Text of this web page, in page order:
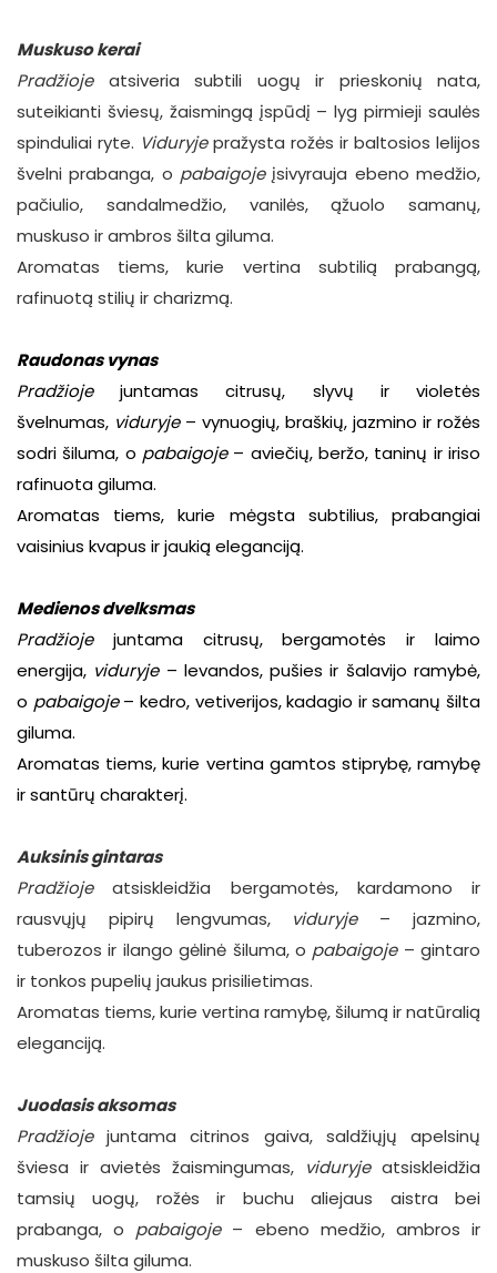
Muskuso kerai
Pradžiojeatsiveria subtili uogų ir prieskonių nata,
suteikianti šviesų, žaismingą įspūdį – lyg pirmieji saulės
spinduliai ryte. Viduryjepražysta rožės ir baltosios lelijos
švelni prabanga, o pabaigojeįsivyrauja ebeno medžio,
pačiulio, sandalmedžio, vanilės, ąžuolo samanų,
muskuso ir ambros šilta giluma.
Aromatas tiems, kurie vertina subtilią prabangą,
rafinuotą stilių ir charizmą.
Raudonas vynas
Pradžiojejuntamas citrusų, slyvų ir violetės
švelnumas, viduryje– vynuogių, braškių, jazmino ir rožės
sodri šiluma, o pabaigoje– aviečių, beržo, taninų ir iriso
rafinuota giluma.
Aromatas tiems, kurie mėgsta subtilius, prabangiai
vaisinius kvapus ir jaukią eleganciją.
Medienos dvelksmas
Pradžiojejuntama citrusų, bergamotės ir laimo
energija, viduryje– levandos, pušies ir šalavijo ramybė,
o pabaigoje– kedro, vetiverijos, kadagio ir samanų šilta
giluma.
Aromatas tiems, kurie vertina gamtos stiprybę, ramybę
ir santūrų charakterį.
Auksinis gintaras
Pradžiojeatsiskleidžia bergamotės, kardamono ir
rausvųjų pipirų lengvumas, viduryje– jazmino,
tuberozos ir ilango gėlinė šiluma, o pabaigoje– gintaro
ir tonkos pupelių jaukus prisilietimas.
Aromatas tiems, kurie vertina ramybę, šilumą irnatūralią
eleganciją.
Juodasis aksomas
Pradžiojejuntama citrinos gaiva, saldžiųjų apelsinų
šviesa ir avietės žaismingumas, viduryjeatsiskleidžia
tamsių uogų, rožės ir buchu aliejaus aistra bei
prabanga, o pabaigoje– ebeno medžio, ambros ir
muskuso šilta giluma.